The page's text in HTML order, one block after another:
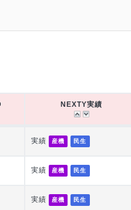
NEXTY実績
実績 産機 民生
実績 産機 民生
実績 産機 民生